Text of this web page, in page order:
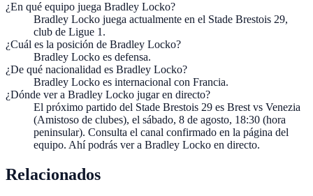
¿En qué equipo juega Bradley Locko?
Bradley Locko juega actualmente en el Stade Brestois 29,
club de Ligue 1.
¿Cuál es la posición de Bradley Locko?
Bradley Locko es defensa.
¿De qué nacionalidad es Bradley Locko?
Bradley Locko es internacional con Francia.
¿Dónde ver a Bradley Locko jugar en directo?
El próximo partido del Stade Brestois 29 es Brest vs Venezia
(Amistoso de clubes), el sábado, 8 de agosto, 18:30 (hora
peninsular). Consulta el canal confirmado en la página del
equipo. Ahí podrás ver a Bradley Locko en directo.
Relacionados